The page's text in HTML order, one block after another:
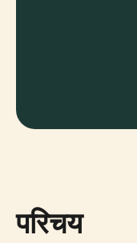
परिचय